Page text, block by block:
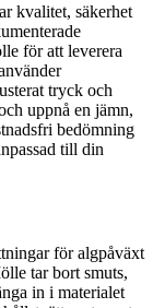
kvalitet, säkerhet
för att leverera
tryck och
uppnå en jämn,
bedömning
till din
för algpåväxt
tar bort smuts,
in i materialet